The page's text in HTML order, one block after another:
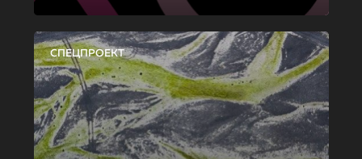
СПЕЦПРОЕКТ